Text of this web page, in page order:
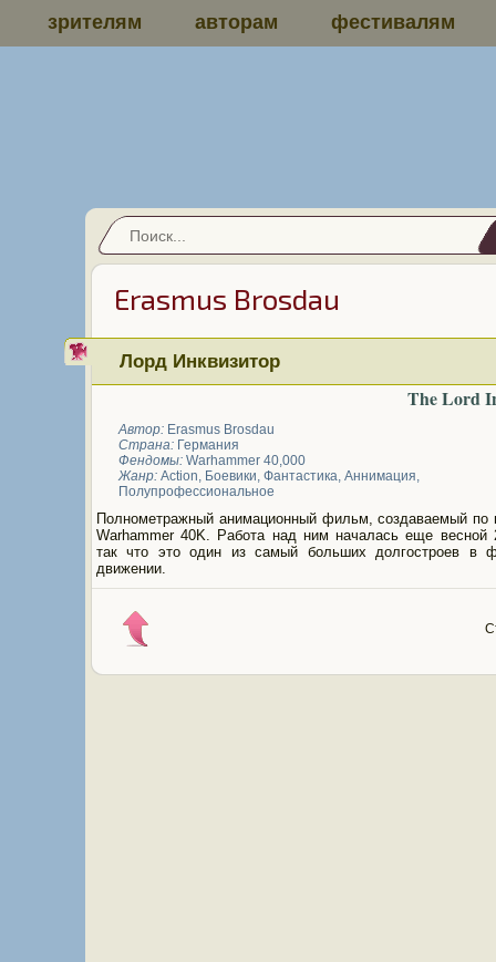
зрителям авторам фестивалям
Erasmus Brosdau
Лорд Инквизитор
The Lord
Автор: Erasmus Brosdau
Страна: Германия
Фендомы: Warhammer 40,000
Жанр: Action, Боевики, Фантастика, Аннимация,
Полупрофессиональное
Полнометражный анимационный фильм, создаваемый по
Warhammer 40K. Работа над ним началась еще весной
так что это один из самый больших долгостроев в
движении.